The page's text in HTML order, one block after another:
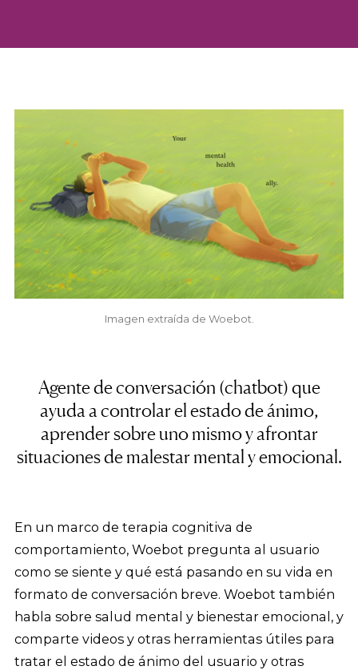
Imagen extraída de Woebot.
Agente de conversación (chatbot) que
ayuda a controlar el estado de ánimo,
aprender sobre uno mismo y afrontar
situaciones de malestar mental y emocional.
En un marco de terapia cognitiva de
comportamiento, Woebot pregunta al usuario
como se siente y qué está pasando en su vida en
formato de conversación breve. Woebot también
habla sobre salud mental y bienestar emocional, y
comparte videos y otras herramientas útiles para
tratar el estado de ánimo del usuario y otras